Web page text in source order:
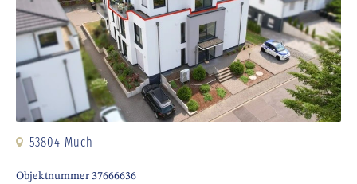
53804 Much
Objektnummer 37666636